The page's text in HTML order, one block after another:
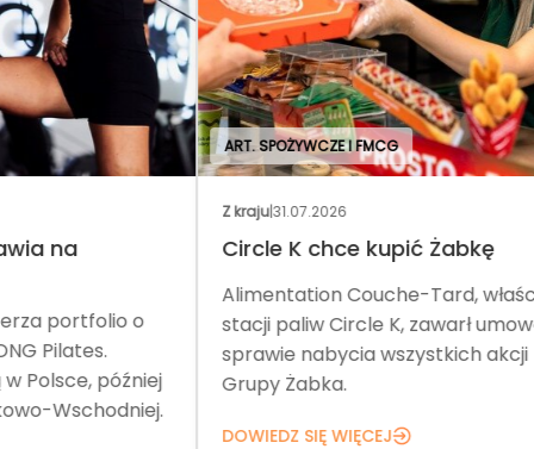
ART. SPOŻYWCZE I FMCG
Circle K chce kupić Żabkę
Alimentation Couche-Tard, właściciel
stacji paliw Circle K, zawarł umowę w
sprawie nabycia wszystkich akcji
Grupy Żabka.
DOWIEDZ SIĘ WIĘCEJ